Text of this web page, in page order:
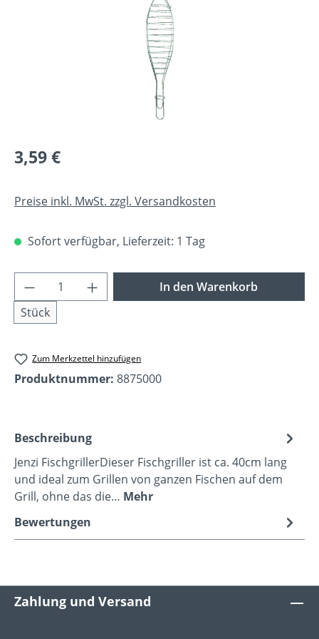
Regulärer Preis:
3,59 €
Preise inkl. MwSt. zzgl. Versandkosten
Sofort verfügbar, Lieferzeit: 1 Tag
Produkt Anzahl: Gib den gewünschten
Stück
In den Warenkorb
Zum Merkzettel hinzufügen
Produktnummer: 8875000
Beschreibung
Jenzi FischgrillerDieser Fischgriller ist ca. 40cm lang
und ideal zum Grillen von ganzen Fischen auf dem
Grill, ohne das die… Mehr
Bewertungen
Zahlung und Versand